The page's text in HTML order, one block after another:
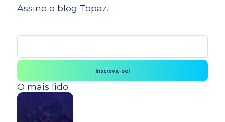
Assine o blog Topaz.
O mais lido